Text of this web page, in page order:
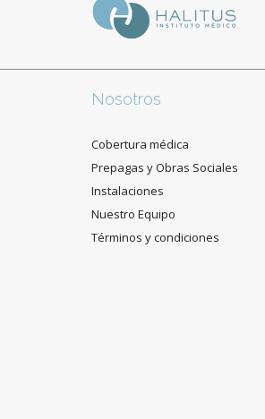
Nosotros
Cobertura médica
Prepagas y Obras Sociales
Instalaciones
Nuestro Equipo
Términos y condiciones